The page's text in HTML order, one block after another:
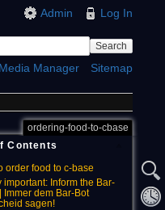
Admin Log In
Search
Media Manager Sitemap
ordering-food-to-cbase
Contents
order food to c-base
important: Inform the Bar-
Immer dem Bar-Bot
sagen!